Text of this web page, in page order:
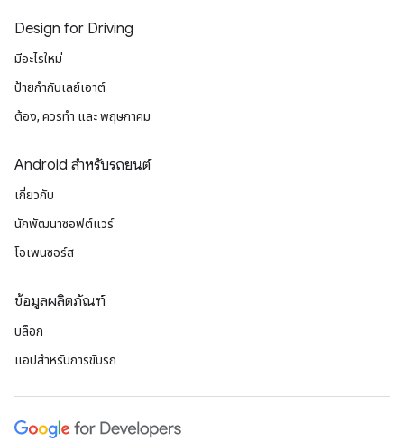
Design for Driving
มีอะไรใหม่
ป้ายกํากับเลย์เอาต์
ต้อง, ควรทำ และ พฤษภาคม
Android สำหรับรถยนต์
เกี่ยวกับ
นักพัฒนาซอฟต์แวร์
โอเพนซอร์ส
ข้อมูลผลิตภัณฑ์
บล็อก
แอปสำหรับการขับรถ